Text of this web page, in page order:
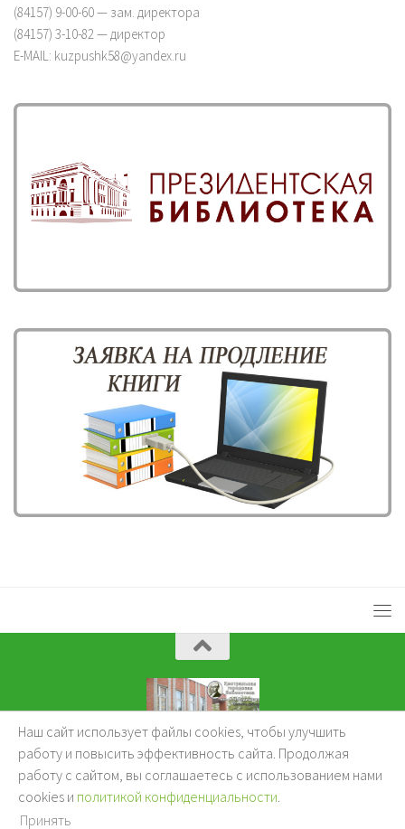
(84157) 9-00-60 — зам. директора
(84157) 3-10-82 — директор
E-MAIL: kuzpushk58@yandex.ru
KuzBibliok © 2026.
Наш сайт использует файлы cookies, чтобы улучшить
работу и повысить эффективность сайта. Продолжая
работу с сайтом, вы соглашаетесь с использованием нами
cookies и политикой конфиденциальности.
Принять